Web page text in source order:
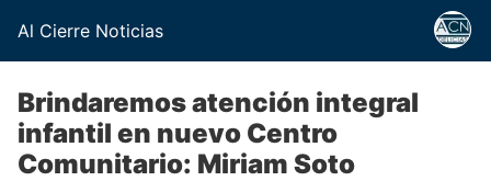
Al Cierre Noticias
Brindaremos atención integral
infantil en nuevo Centro
Comunitario: Miriam Soto